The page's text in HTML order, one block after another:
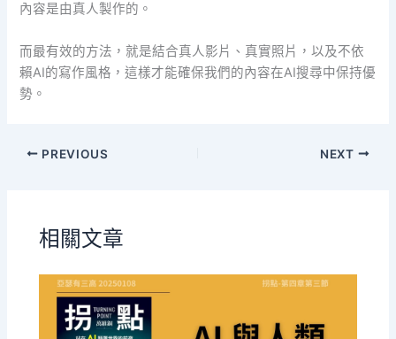
內容是由真人製作的。
而最有效的方法，就是結合真人影片、真實照片，以及不依
賴AI的寫作風格，這樣才能確保我們的內容在AI搜尋中保持優
勢。
PREVIOUS NEXT
相關文章